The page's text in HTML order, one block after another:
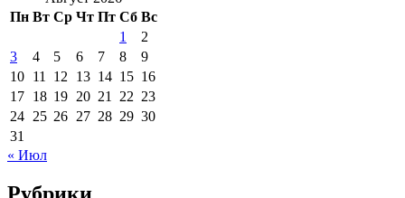
Пн Вт Ср Чт Пт Сб Вс
1
2
3
4 5 6 7 8
9
10 11 12 13 14 15 16
17 18 19 20 21 22 23
24 25 26 27 28 29 30
31
« Июл
Рубрики